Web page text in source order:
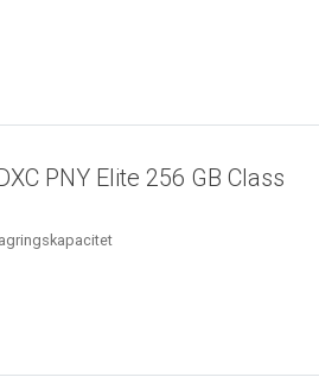
PNY Elite 256 GB Class